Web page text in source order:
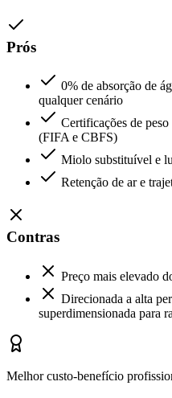
Prós
0% de absorção de
qualquer cenário
Certificações de
(FIFA e CBFS)
Miolo substituível e
Retenção de ar e
Contras
Preço mais elevado
Direcionada a alta
superdimensionada para
Melhor custo-benefício